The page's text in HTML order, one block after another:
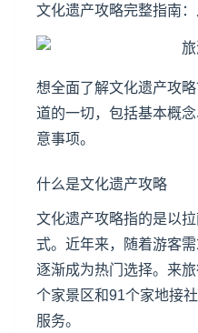
文化遗产攻略完整指南
想全面了解文化遗产攻
道的一切，包括基本概
意事项。
什么是文化遗产攻略
文化遗产攻略指的是以
式。近年来，随着游客
逐渐成为热门选择。来
个家景区和91个家地接
服务。